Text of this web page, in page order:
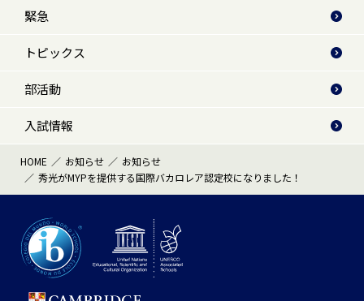
緊急
トピックス
部活動
入試情報
HOME お知らせ
お知らせ
秀光がMYPを提供する国際バカロレア認定校になりました！